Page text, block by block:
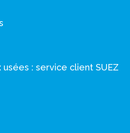
: service client SUEZ